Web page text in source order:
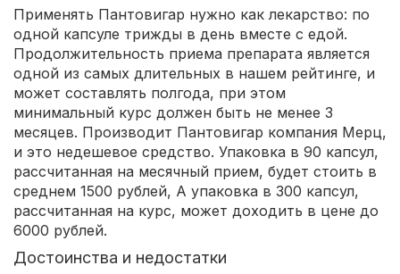
Применять Пантовигар нужно как лекарство: по
одной капсуле трижды в день вместе с едой.
Продолжительность приема препарата является
одной из самых длительных в нашем рейтинге, и
может составлять полгода, при этом
минимальный курс должен быть не менее 3
месяцев. Производит Пантовигар компания Мерц,
и это недешевое средство. Упаковка в 90 капсул,
рассчитанная на месячный прием, будет стоить в
среднем 1500 рублей, А упаковка в 300 капсул,
рассчитанная на курс, может доходить в цене до
6000 рублей.
Достоинства и недостатки